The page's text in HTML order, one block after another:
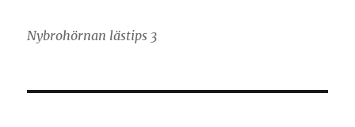
Nybrohörnan lästips 3